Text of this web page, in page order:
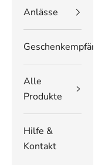
Anlässe
Geschenkempfänger
Alle
Produkte
Hilfe &
Kontakt